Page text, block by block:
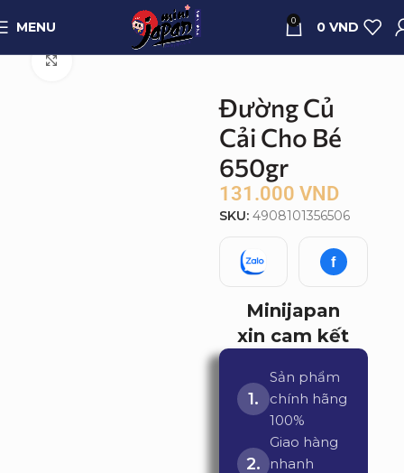
MENU 0 0 VND
Trang chủ Quà tặng
Đường Củ
Cải Cho Bé
650gr
131.000 VND
SKU: 4908101356506
f
Minijapan
xin cam kết
Sản phẩm
chính hãng
100%
Giao hàng
nhanh